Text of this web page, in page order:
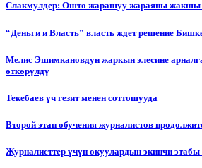
Слакмулдер: Ошто жарашуу жараяны жакшы
“Деньги и Власть” власть ждет решение
Мелис Эшимкановдун жаркын элесине
өткөрүлдү
Текебаев үч гезит менен соттошууда
Второй этап обучения журналистов
Журналисттер үчүн окуулардын экинчи